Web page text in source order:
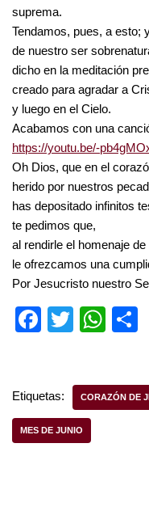
suprema.
Tendamos, pues, a esto;
de nuestro ser
dicho en la meditación
creado para agradar a
y luego en el Cielo.
Acabamos con una
https://youtu.be/-
Oh Dios, que en el
herido por nuestros
has depositado infinitos
te pedimos que,
al rendirle el homenaje
le ofrezcamos una
Por Jesucristo nuestro
F
e
b
o
T
er
W
s
Etiquetas: CORAZÓN DE
MES DE JUNIO